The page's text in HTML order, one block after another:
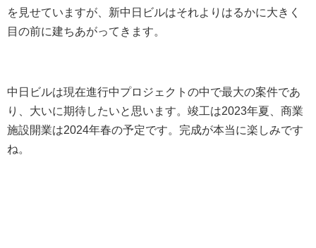
を見せていますが、新中日ビルはそれよりはるかに大きく
目の前に建ちあがってきます。
中日ビルは現在進行中プロジェクトの中で最大の案件であ
り、大いに期待したいと思います。竣工は2023年夏、商業
施設開業は2024年春の予定です。完成が本当に楽しみです
ね。